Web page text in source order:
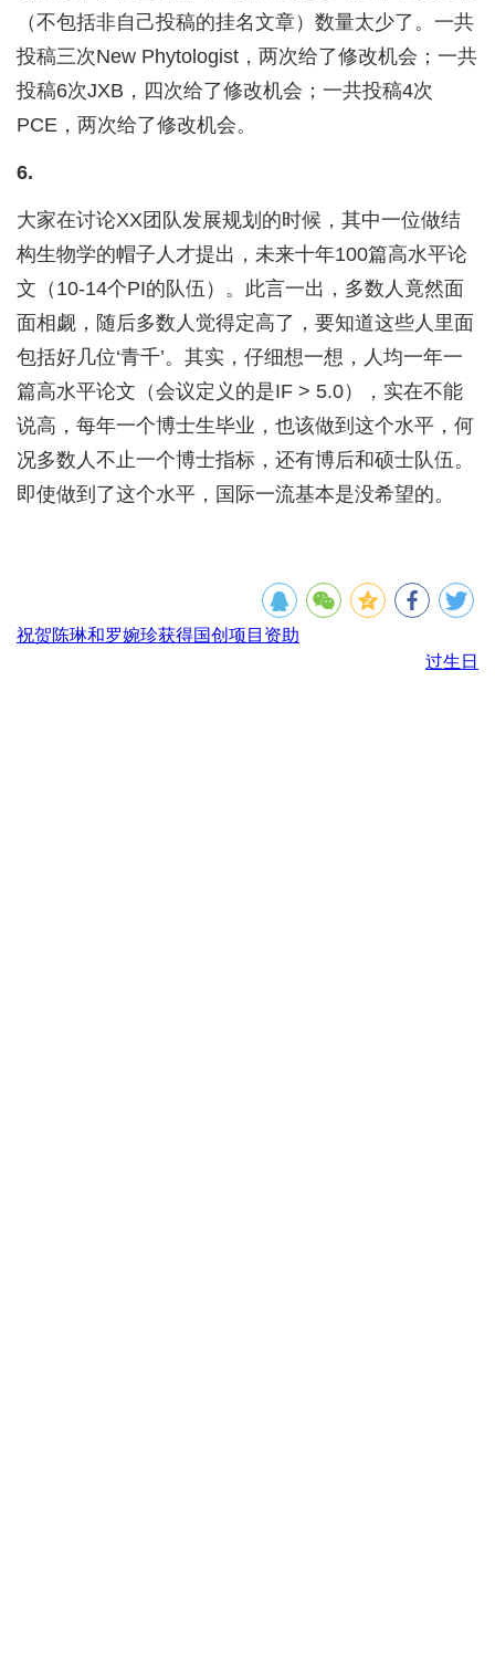
（不包括非自己投稿的挂名文章）数量太少了。一共
投稿三次New Phytologist，两次给了修改机会；一共
投稿6次JXB，四次给了修改机会；一共投稿4次
PCE，两次给了修改机会。
6.
大家在讨论XX团队发展规划的时候，其中一位做结
构生物学的帽子人才提出，未来十年100篇高水平论
文（10-14个PI的队伍）。此言一出，多数人竟然面
面相觑，随后多数人觉得定高了，要知道这些人里面
包括好几位‘青千’。其实，仔细想一想，人均一年一
篇高水平论文（会议定义的是IF > 5.0），实在不能
说高，每年一个博士生毕业，也该做到这个水平，何
况多数人不止一个博士指标，还有博后和硕士队伍。
即使做到了这个水平，国际一流基本是没希望的。
祝贺陈琳和罗婉珍获得国创项目资助
过生日